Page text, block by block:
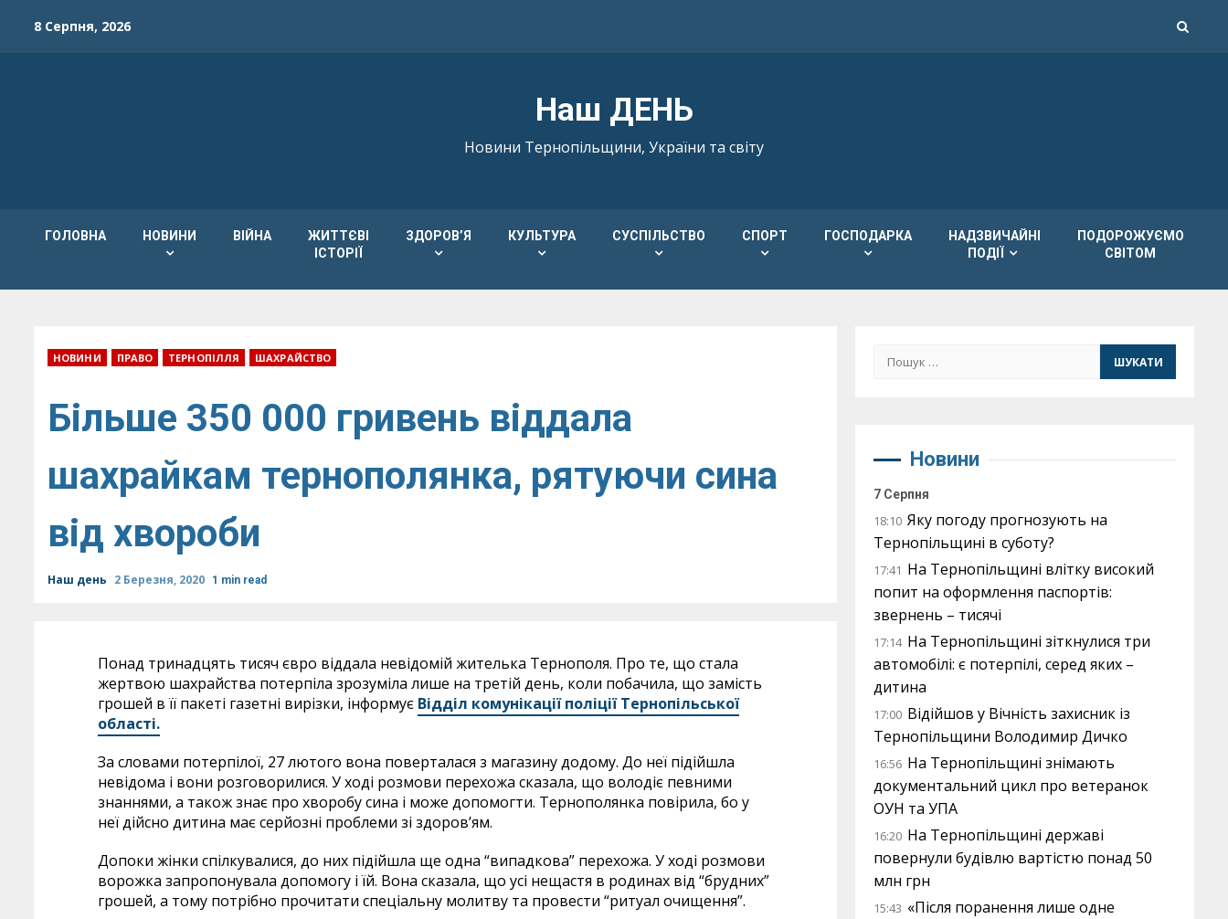
8 Серпня, 2026
Наш ДЕНЬ
Новини Тернопільщини, України та світу
ГОЛОВНА НОВИНИ ВІЙНА
ЖИТТЄВІ
ІСТОРІЇ
ЗДОРОВ’Я КУЛЬТУРА СУСПІЛЬСТВО СПОРТ ГОСПОДАРКА
НАДЗВИЧАЙНІ
ПОДІЇ
ПОДОРОЖУЄМО
СВІТОМ
НОВИНИ ПРАВО ТЕРНОПІЛЛЯ ШАХРАЙСТВО
Більше 350 000 гривень віддала
шахрайкам тернополянка, рятуючи сина
від хвороби
Наш день 2 Березня, 2020 1 min read
Понад тринадцять тисяч євро віддала невідомій жителька Тернополя. Про те, що стала
жертвою шахрайства потерпіла зрозуміла лише на третій день, коли побачила, що замість
грошей в її пакеті газетні вирізки, інформує Відділ комунікації поліції Тернопільської
області.
За словами потерпілої, 27 лютого вона поверталася з магазину додому. До неї підійшла
невідома і вони розговорилися. У ході розмови перехожа сказала, що володіє певними
знаннями, а також знає про хворобу сина і може допомогти. Тернополянка повірила, бо у
неї дійсно дитина має серйозні проблеми зі здоров’ям.
Допоки жінки спілкувалися, до них підійшла ще одна “випадкова” перехожа. У ході розмови
ворожка запропонувала допомогу і їй. Вона сказала, що усі нещастя в родинах від “брудних”
грошей, а тому потрібно прочитати спеціальну молитву та провести “ритуал очищення”.
Пошук:
Новини
7 Серпня
18:10 Яку погоду прогнозують на
Тернопільщині в суботу?
17:41 На Тернопільщині влітку високий
попит на оформлення паспортів:
звернень – тисячі
17:14 На Тернопільщині зіткнулися три
автомобілі: є потерпілі, серед яких –
дитина
17:00 Відійшов у Вічність захисник із
Тернопільщини Володимир Дичко
16:56 На Тернопільщині знімають
документальний цикл про ветеранок
ОУН та УПА
16:20 На Тернопільщині державі
повернули будівлю вартістю понад 50
млн грн
15:43 «Після поранення лише одне